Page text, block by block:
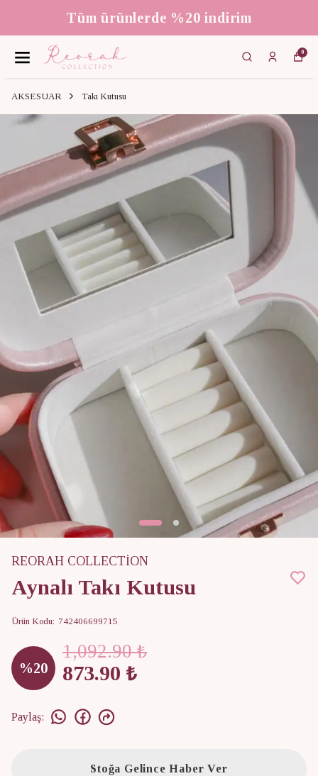
Tüm ürünlerde %20 indirim
0
AKSESUAR Takı Kutusu
REORAH COLLECTİON
Aynalı Takı Kutusu
Ürün Kodu: 742406699715
%20
1,092.90 ₺
873.90 ₺
Paylaş:
Stoğa Gelince Haber Ver